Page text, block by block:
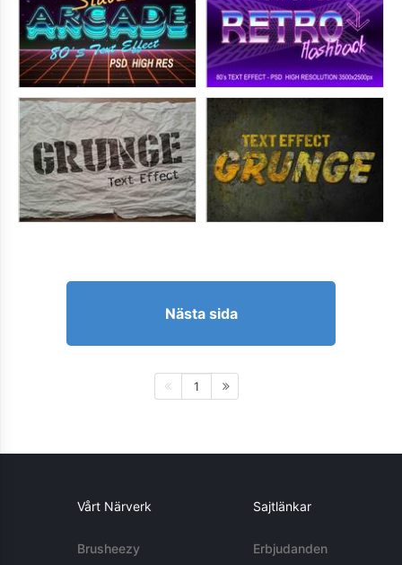
Nästa sida
1
Vårt Närverk
Brusheezy
Sajtlänkar
Erbjudanden